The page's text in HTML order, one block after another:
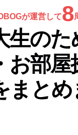
が運営して8
生のた
お部
まと